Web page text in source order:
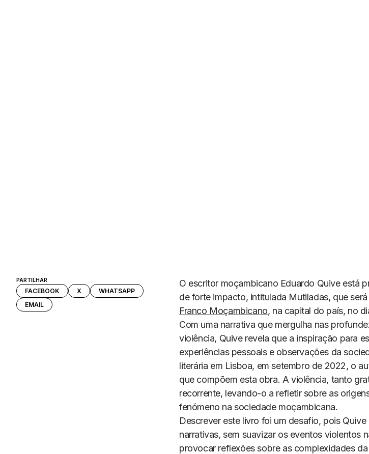
PARTILHAR
FACEBOOK X
WHATSAPP
EMAIL
O escritor moçambicano Eduardo Quive está
de forte impacto, intitulada Mutiladas, que
Franco Moçambicano, na capital do país, no
Com uma narrativa que mergulha nas
violência, Quive revela que a inspiração para
experiências pessoais e observações da
literária em Lisboa, em setembro de 2022, o
que compõem esta obra. A violência, tanto
recorrente, levando-o a refletir sobre as
fenómeno na sociedade moçambicana.
Descrever este livro foi um desafio, pois
narrativas, sem suavizar os eventos violentos
provocar reflexões sobre as complexidades